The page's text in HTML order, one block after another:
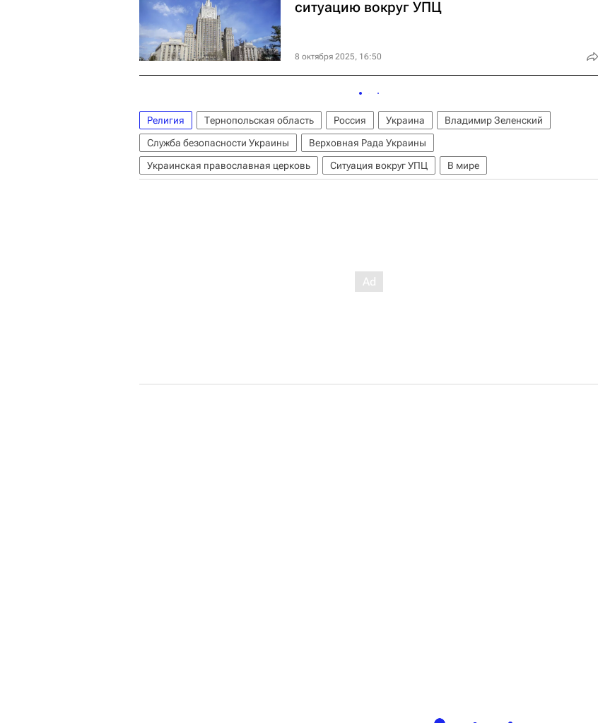
ситуацию вокруг УПЦ
8 октября 2025, 16:50
Религия Тернопольская область Россия Украина
Владимир Зеленский
Служба безопасности Украины
Верховная Рада Украины
Украинская православная церковь
Ситуация вокруг УПЦ В мире